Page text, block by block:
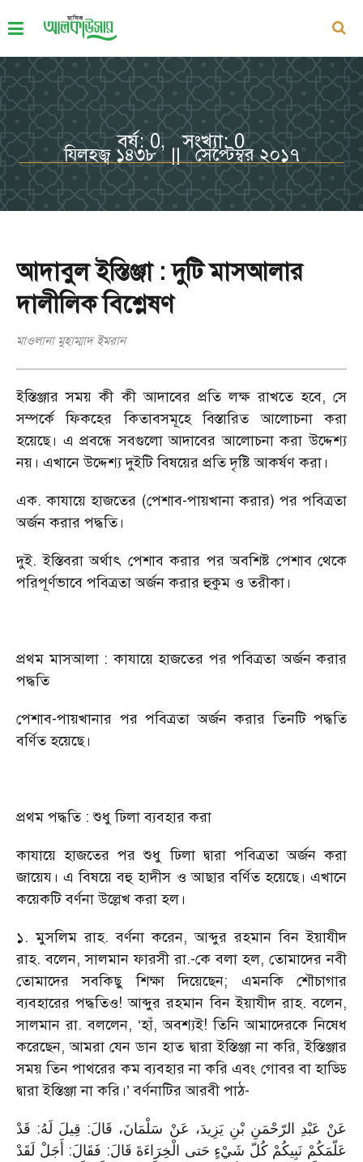
বর্ষ: 0, সংখ্যা: 0
যিলহজ্ব ১৪৩৮ || সেপ্টেম্বর ২০১৭
আদাবুল ইস্তিঞ্জা : দুটি মাসআলার
দালীলিক বিশ্লেষণ
মাওলানা মুহাম্মাদ ইমরান
ইস্তিঞ্জার সময় কী কী আদাবের প্রতি লক্ষ রাখতে হবে, সে
সম্পর্কে ফিকহের কিতাবসমূহে বিস্তারিত আলোচনা করা
হয়েছে। এ প্রবন্ধে সবগুলো আদাবের আলোচনা করা উদ্দেশ্য
নয়। এখানে উদ্দেশ্য দুইটি বিষয়ের প্রতি দৃষ্টি আকর্ষণ করা।
এক. কাযায়ে হাজতের (পেশাব-পায়খানা করার) পর পবিত্রতা
অর্জন করার পদ্ধতি।
দুই. ইস্তিবরা অর্থাৎ পেশাব করার পর অবশিষ্ট পেশাব থেকে
পরিপূর্ণভাবে পবিত্রতা অর্জন করার হুকুম ও তরীকা।
প্রথম মাসআলা : কাযায়ে হাজতের পর পবিত্রতা অর্জন করার
পদ্ধতি
পেশাব-পায়খানার পর পবিত্রতা অর্জন করার তিনটি পদ্ধতি
বর্ণিত হয়েছে।
প্রথম পদ্ধতি : শুধু ঢিলা ব্যবহার করা
কাযায়ে হাজতের পর শুধু ঢিলা দ্বারা পবিত্রতা অর্জন করা
জায়েয। এ বিষয়ে বহু হাদীস ও আছার বর্ণিত হয়েছে। এখানে
কয়েকটি বর্ণনা উল্লেখ করা হল।
১. মুসলিম রাহ. বর্ণনা করেন, আব্দুর রহমান বিন ইয়াযীদ
রাহ. বলেন, সালমান ফারসী রা.-কে বলা হল, তোমাদের নবী
তোমাদের সবকিছু শিক্ষা দিয়েছেন; এমনকি শৌচাগার
ব্যবহারের পদ্ধতিও! আব্দুর রহমান বিন ইয়াযীদ রাহ. বলেন,
সালমান রা. বললেন, ‘হাঁ, অবশ্যই! তিনি আমাদেরকে নিষেধ
করেছেন, আমরা যেন ডান হাত দ্বারা ইস্তিঞ্জা না করি, ইস্তিঞ্জার
সময় তিন পাথরের কম ব্যবহার না করি এবং গোবর বা হাড্ডি
দ্বারা ইস্তিঞ্জা না করি।’ বর্ণনাটির আরবী পাঠ-
عَنْ عَبْدِ الرّحْمَنِ بْنِ يَزِيدَ، عَنْ سَلْمَانَ، قَالَ: قِيلَ لَهُ: قَدْ
عَلّمَكُمْ نَبِيكُمْ كُلّ شَيْءٍ حَتى الْخِرَاءَةَ قَالَ: فَقَالَ: أَجَلْ لَقَدْ